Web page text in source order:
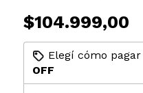
$104.999,00
Elegí cómo
OFF